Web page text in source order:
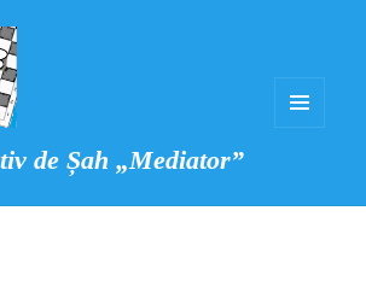
de Șah „Mediator”